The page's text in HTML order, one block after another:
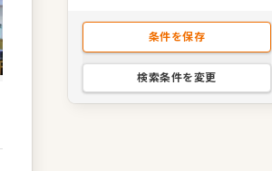
条件を保存
検索条件を変更